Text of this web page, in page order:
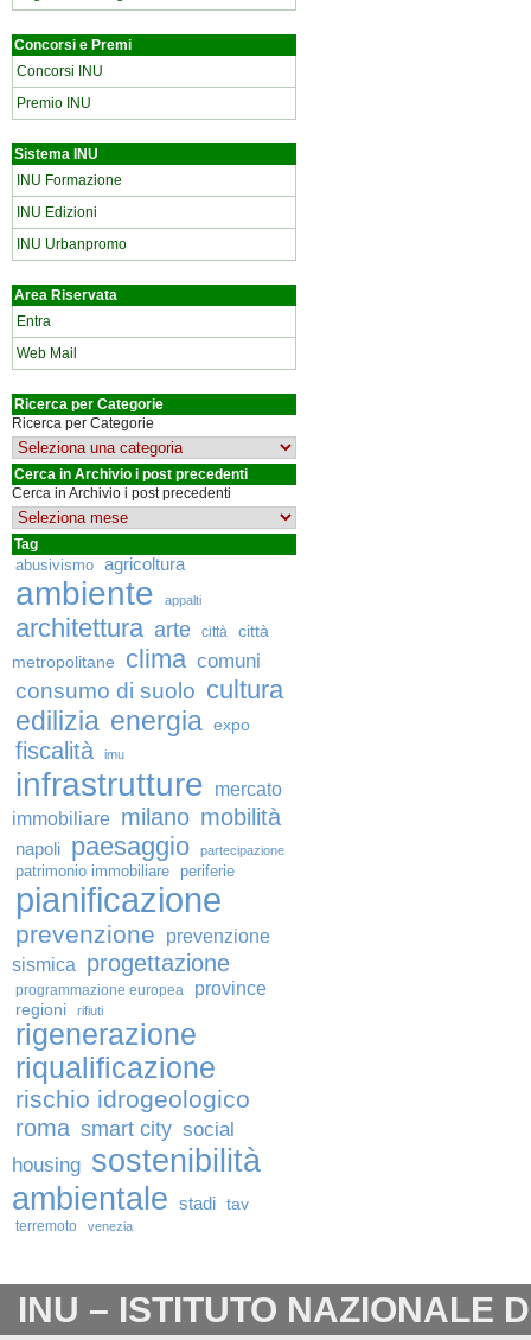
Concorsi e Premi
Concorsi INU
Premio INU
Sistema INU
INU Formazione
INU Edizioni
INU Urbanpromo
Area Riservata
Entra
Web Mail
Ricerca per Categorie
Ricerca per Categorie
Cerca in Archivio i post precedenti
Cerca in Archivio i post precedenti
Tag
abusivismo agricoltura
ambiente appalti
architettura arte città
città
metropolitane
clima comuni
consumo di suolo cultura
edilizia energia expo
fiscalità imu
infrastrutture
mercato
immobiliare milano mobilità
napoli paesaggio partecipazione
patrimonio immobiliare periferie
pianificazione
prevenzione
prevenzione
sismica
progettazione
programmazione europea province
regioni rifiuti
rigenerazione
riqualificazione
rischio idrogeologico
roma smart city social
housing sostenibilità
ambientale stadi tav
terremoto venezia
INU – ISTITUTO NAZIONALE